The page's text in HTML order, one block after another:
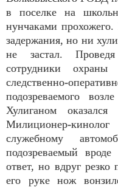
в поселке на
нунчаками
задержания, но ни
не застал. Проведя
сотрудники
следственно-
подозреваемого
Хулиганом
Милиционер-
служебному
подозреваемый
ответ, но вдруг
его руке нож